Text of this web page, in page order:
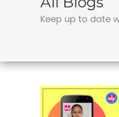
Keep up to date